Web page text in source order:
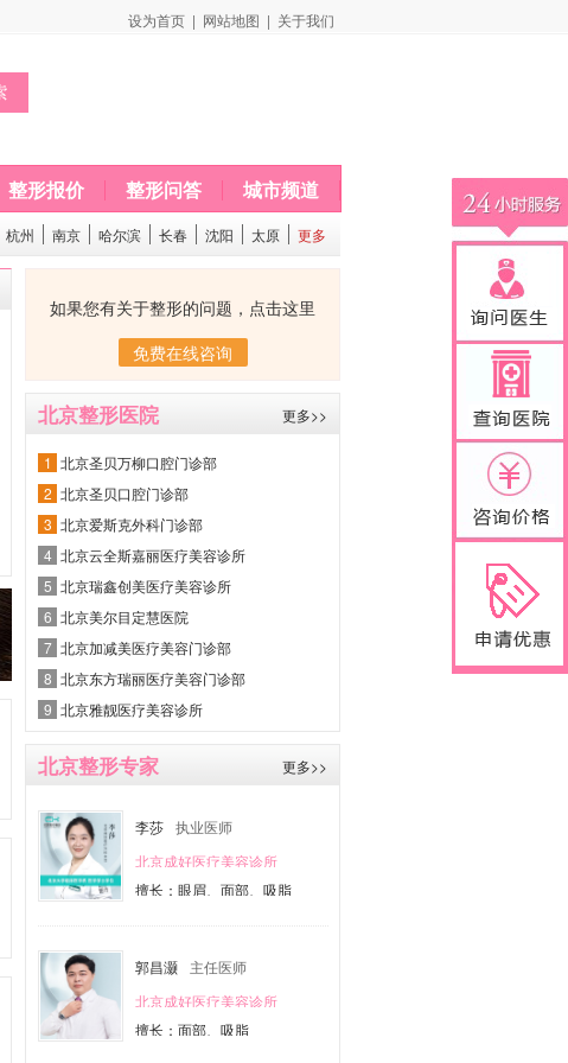
设为首页 | 网站地图 | 关于我们
整形报价 整形问答 城市频道
杭州 南京 哈尔滨 长春 沈阳 太原 更多
如果您有关于整形的问题，点击这里
免费在线咨询
北京整形医院 更多>>
1 北京圣贝万柳口腔门诊部
2 北京圣贝口腔门诊部
3 北京爱斯克外科门诊部
4 北京云全斯嘉丽医疗美容诊所
5 北京瑞鑫创美医疗美容诊所
6 北京美尔目定慧医院
7 北京加减美医疗美容门诊部
8 北京东方瑞丽医疗美容门诊部
9 北京雅靓医疗美容诊所
北京整形专家 更多>>
李莎
执业医师
北京成好医疗美容诊所
擅长：眼眉、面部、吸脂
郭昌灏
主任医师
北京成好医疗美容诊所
擅长：面部、吸脂